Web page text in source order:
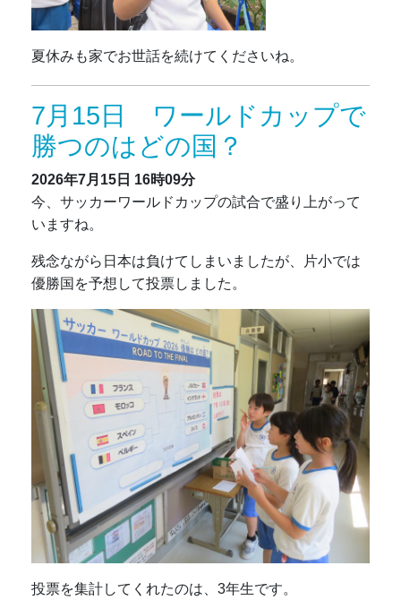
夏休みも家でお世話を続けてくださいね。
7月15日 ワールドカップで
勝つのはどの国？
2026年7月15日 16時09分
今、サッカーワールドカップの試合で盛り上がって
いますね。
残念ながら日本は負けてしまいましたが、片小では
優勝国を予想して投票しました。
投票を集計してくれたのは、3年生です。